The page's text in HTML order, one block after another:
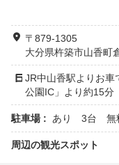
〒879-1305
大分県杵築市山香町
JR中山香駅よりお車
公園IC」より約15分
駐車場 : あり 3台 無
周辺の観光スポット